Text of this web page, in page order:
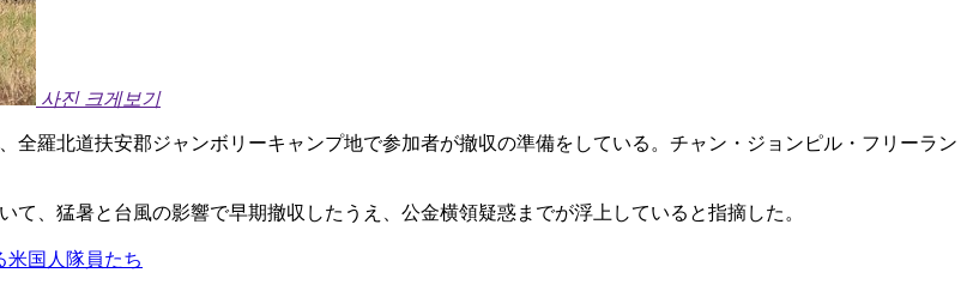
사진 크게보기
全羅北道扶安郡ジャンボリーキャンプ地で参加者が撤収の準備をしている。チャン・ジョンピル・フリーラン
、猛暑と台風の影響で早期撤収したうえ、公金横領疑惑までが浮上していると指摘した。
米国人隊員たち